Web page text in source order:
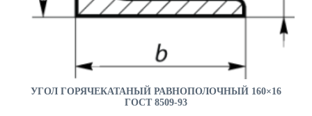
УГОЛ ГОРЯЧЕКАТАНЫЙ РАВНОПОЛОЧНЫЙ 160×16
ГОСТ 8509-93